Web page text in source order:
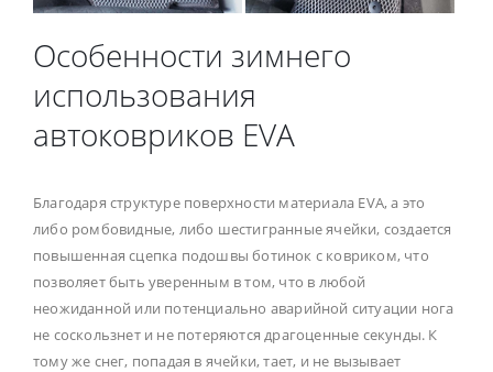
Особенности зимнего
использования
автоковриков EVA
Благодаря структуре поверхности материала EVA, а это
либо ромбовидные, либо шестигранные ячейки, создается
повышенная сцепка подошвы ботинок с ковриком, что
позволяет быть уверенным в том, что в любой
неожиданной или потенциально аварийной ситуации нога
не соскользнет и не потеряются драгоценные секунды. К
тому же снег, попадая в ячейки, тает, и не вызывает